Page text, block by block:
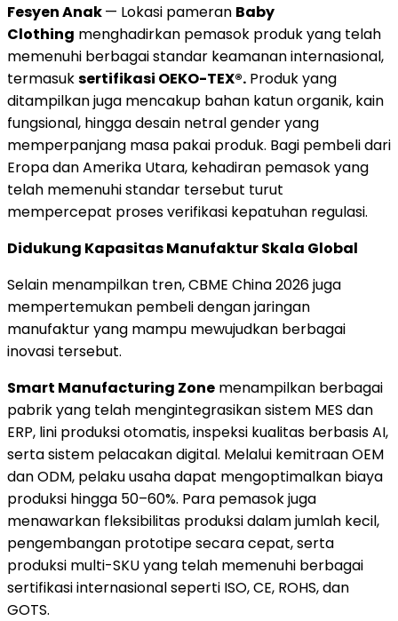
Fesyen Anak— Lokasi pameran Baby
Clothing menghadirkan pemasok produk yang telah
memenuhi berbagai standar keamanan internasional,
termasuksertifikasi OEKO-TEX®. Produk yang
ditampilkan juga mencakup bahan katun organik, kain
fungsional, hingga desain netral gender yang
memperpanjang masa pakai produk. Bagi pembeli dari
Eropa dan Amerika Utara, kehadiran pemasok yang
telah memenuhi standar tersebut turut
mempercepat proses verifikasi kepatuhan regulasi.
Didukung Kapasitas Manufaktur Skala Global
Selain menampilkan tren, CBME China 2026 juga
mempertemukan pembeli dengan jaringan
manufaktur yang mampu mewujudkan berbagai
inovasi tersebut.
Smart Manufacturing Zone menampilkan berbagai
pabrik yang telah mengintegrasikan sistem MES dan
ERP, lini produksi otomatis, inspeksi kualitas berbasis AI,
serta sistem pelacakan digital. Melalui kemitraan OEM
dan ODM, pelaku usaha dapat mengoptimalkan biaya
produksi hingga 50–60%. Para pemasok juga
menawarkan fleksibilitas produksi dalam jumlah kecil,
pengembangan prototipe secara cepat, serta
produksi multi-SKU yang telah memenuhi berbagai
sertifikasi internasional seperti ISO, CE, ROHS, dan
GOTS.